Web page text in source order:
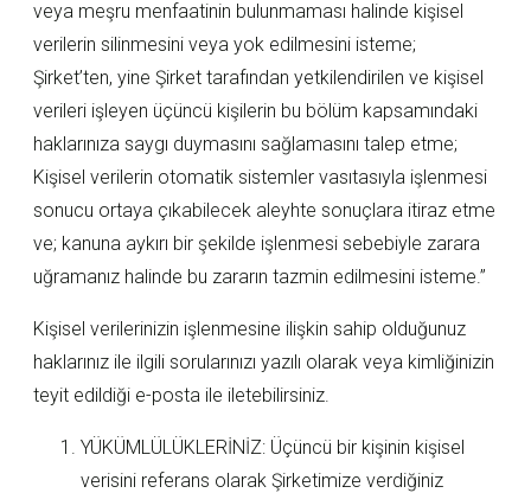
veya meşru menfaatinin bulunmaması halinde kişisel
verilerin silinmesini veya yok edilmesini isteme;
Şirket’ten, yine Şirket tarafından yetkilendirilen ve kişisel
verileri işleyen üçüncü kişilerin bu bölüm kapsamındaki
haklarınıza saygı duymasını sağlamasını talep etme;
Kişisel verilerin otomatik sistemler vasıtasıyla işlenmesi
sonucu ortaya çıkabilecek aleyhte sonuçlara itiraz etme
ve; kanuna aykırı bir şekilde işlenmesi sebebiyle zarara
uğramanız halinde bu zararın tazmin edilmesini isteme.”
Kişisel verilerinizin işlenmesine ilişkin sahip olduğunuz
haklarınız ile ilgili sorularınızı yazılı olarak veya kimliğinizin
teyit edildiği e-posta ile iletebilirsiniz.
YÜKÜMLÜLÜKLERİNİZ: Üçüncü bir kişinin kişisel
verisini referans olarak Şirketimize verdiğiniz